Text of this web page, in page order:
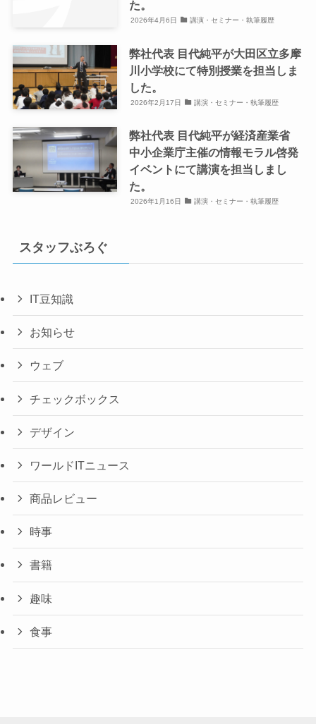
た。
2026年4月6日 講演・セミナー・執筆履歴
弊社代表 目代純平が大田区立多摩
川小学校にて特別授業を担当しま
した。
2026年2月17日 講演・セミナー・執筆履歴
弊社代表 目代純平が経済産業省
中小企業庁主催の情報モラル啓発
イベントにて講演を担当しまし
た。
2026年1月16日 講演・セミナー・執筆履歴
スタッフぶろぐ
IT豆知識
お知らせ
ウェブ
チェックボックス
デザイン
ワールドITニュース
商品レビュー
時事
書籍
趣味
食事